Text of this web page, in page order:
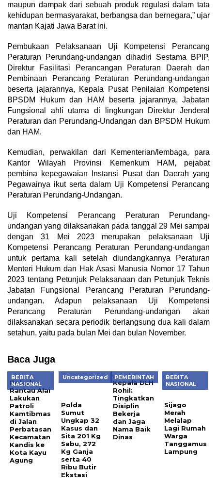
maupun dampak dari sebuah produk regulasi dalam tata
kehidupan bermasyarakat, berbangsa dan bernegara,” ujar
mantan Kajati Jawa Barat ini.
Pembukaan Pelaksanaan Uji Kompetensi Perancang
Peraturan Perundang-undangan dihadiri Sestama BPIP,
Direktur Fasilitasi Perancangan Peraturan Daerah dan
Pembinaan Perancang Peraturan Perundang-undangan
beserta jajarannya, Kepala Pusat Penilaian Kompetensi
BPSDM Hukum dan HAM beserta jajarannya, Jabatan
Fungsional ahli utama di lingkungan Direktur Jenderal
Peraturan dan Perundang-Undangan dan BPSDM Hukum
dan HAM.
Kemudian, perwakilan dari Kementerian/lembaga, para
Kantor Wilayah Provinsi Kemenkum HAM, pejabat
pembina kepegawaian Instansi Pusat dan Daerah yang
Pegawainya ikut serta dalam Uji Kompetensi Perancang
Peraturan Perundang-Undangan.
Uji Kompetensi Perancang Peraturan Perundang-
undangan yang dilaksanakan pada tanggal 29 Mei sampai
dengan 31 Mei 2023 merupakan pelaksanaan Uji
Kompetensi Perancang Peraturan Perundang-undangan
untuk pertama kali setelah diundangkannya Peraturan
Menteri Hukum dan Hak Asasi Manusia Nomor 17 Tahun
2023 tentang Petunjuk Pelaksanaan dan Petunjuk Teknis
Jabatan Fungsional Perancang Peraturan Perundang-
undangan. Adapun pelaksanaan Uji Kompetensi
Perancang Peraturan Perundang-undangan akan
dilaksanakan secara periodik berlangsung dua kali dalam
setahun, yaitu pada bulan Mei dan bulan November.
Baca Juga
BERITA
NASIONAL
Polsek
Rantau Alai
Lakukan
Patroli
Kamtibmas
di Jalan
Perbatasan
Kecamatan
Kandis ke
Kota Kayu
Agung
Uncategorized
Polda
Kasus dan
Sita 201 Kg
Sabu, 272
Kg Ganja
serta 40
Ribu Butir
Ekstasi
PEMERINTAH
Kepala DLH
Rohil:
Tingkatkan
Disiplin
Bekerja
dan Jaga
Nama Baik
Dinas
BERITA
NASIONAL
Sijago
Merah
Lagi Rumah
Warga
Tanggamus
Lampung